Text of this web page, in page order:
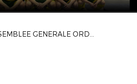
ASSEMBLEE GENERALE ORDINAIRE DU DSF (04/10)